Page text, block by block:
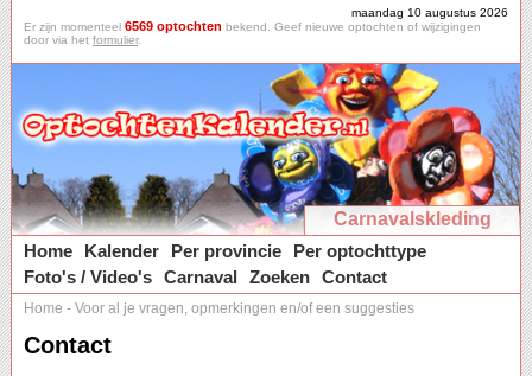
maandag 10 augustus 2026
Er zijn momenteel 6569 optochten bekend. Geef nieuwe optochten of wijzigingen
door via het formulier.
Carnavalskleding
Home
Kalender Per provincie
Per optochttype
Foto's / Video's Carnaval Zoeken Contact
Home - Voor al je vragen, opmerkingen en/of een suggesties
Contact